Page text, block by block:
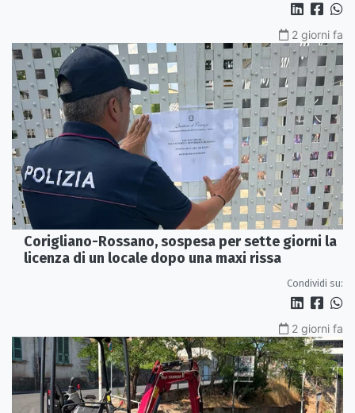
2 giorni fa
Corigliano-Rossano, sospesa per sette giorni la
licenza di un locale dopo una maxi rissa
Condividi su:
2 giorni fa